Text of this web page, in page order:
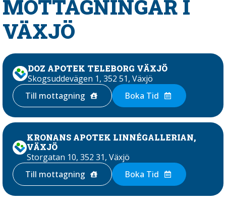
MOTTAGNINGAR I
VÄXJÖ
DOZ APOTEK TELEBORG VÄXJÖ
Skogsuddevägen 1, 352 51, Växjö
Till mottagning
Boka Tid
KRONANS APOTEK LINNÉGALLERIAN,
VÄXJÖ
Storgatan 10, 352 31, Växjö
Till mottagning
Boka Tid